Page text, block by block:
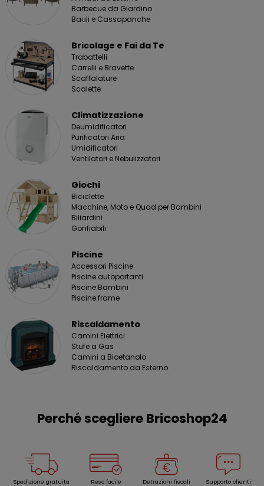
Barbecue da Giardino
Bauli e Cassapanche
Bricolage e Fai da Te
Trabattelli
Carrelli e Bravette
Scaffalature
Scalette
Climatizzazione
Deumidificatori
Purificatori Aria
Umidificatori
Ventilatori e Nebulizzatori
Giochi
Biciclette
Macchine, Moto e Quad per Bambini
Biliardini
Gonfiabili
Piscine
Accessori Piscine
Piscine autoportanti
Piscine Bambini
Piscine frame
Riscaldamento
Camini Elettrici
Stufe a Gas
Camini a Bioetanolo
Riscaldamento da Esterno
Perché scegliere Bricoshop24
Spedizione gratuita Reso facile Detrazioni fiscali Supporto clienti